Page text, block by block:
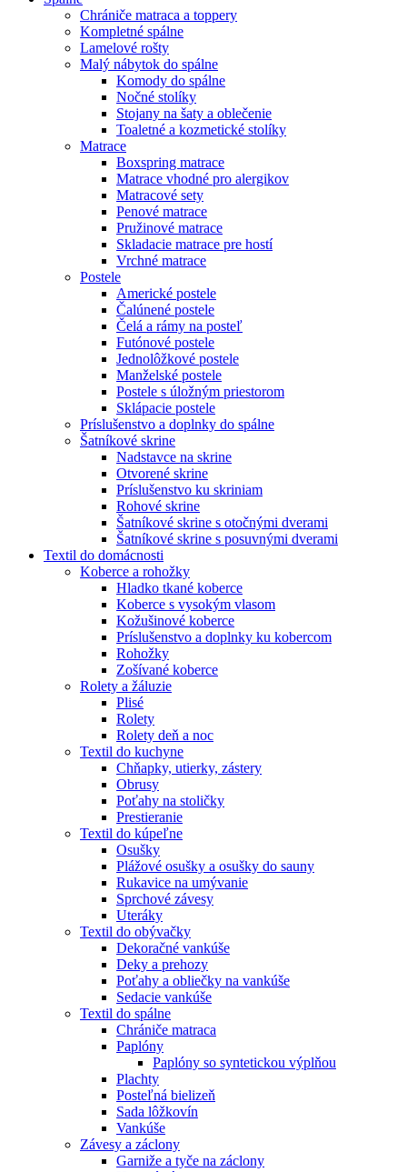
Chrániče matraca a toppery
Kompletné spálne
Lamelové rošty
Malý nábytok do spálne
Komody do spálne
Nočné stolíky
Stojany na šaty a oblečenie
Toaletné a kozmetické stolíky
Matrace
Boxspring matrace
Matrace vhodné pro alergikov
Matracové sety
Penové matrace
Pružinové matrace
Skladacie matrace pre hostí
Vrchné matrace
Postele
Americké postele
Čalúnené postele
Čelá a rámy na posteľ
Futónové postele
Jednolôžkové postele
Manželské postele
Postele s úložným priestorom
Sklápacie postele
Príslušenstvo a doplnky do spálne
Šatníkové skrine
Nadstavce na skrine
Otvorené skrine
Príslušenstvo ku skriniam
Rohové skrine
Šatníkové skrine s otočnými dverami
Šatníkové skrine s posuvnými dverami
Textil do domácnosti
Koberce a rohožky
Hladko tkané koberce
Koberce s vysokým vlasom
Kožušinové koberce
Príslušenstvo a doplnky ku kobercom
Rohožky
Zošívané koberce
Rolety a žáluzie
Plisé
Rolety
Rolety deň a noc
Textil do kuchyne
Chňapky, utierky, zástery
Obrusy
Poťahy na stoličky
Prestieranie
Textil do kúpeľne
Osušky
Plážové osušky a osušky do sauny
Rukavice na umývanie
Sprchové závesy
Uteráky
Textil do obývačky
Dekoračné vankúše
Deky a prehozy
Poťahy a obliečky na vankúše
Sedacie vankúše
Textil do spálne
Chrániče matraca
Paplóny
Paplóny so syntetickou výplňou
Plachty
Posteľná bielizeň
Sada lôžkovín
Vankúše
Závesy a záclony
Garniže a tyče na záclony